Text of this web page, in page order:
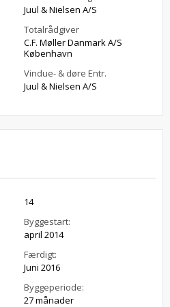
Juul & Nielsen A/S
Totalrådgiver
C.F. Møller Danmark A/S
København
Vindue- & døre Entr.
Juul & Nielsen A/S
14
Byggestart:
april 2014
Færdigt:
Juni 2016
Byggeperiode:
27 månader